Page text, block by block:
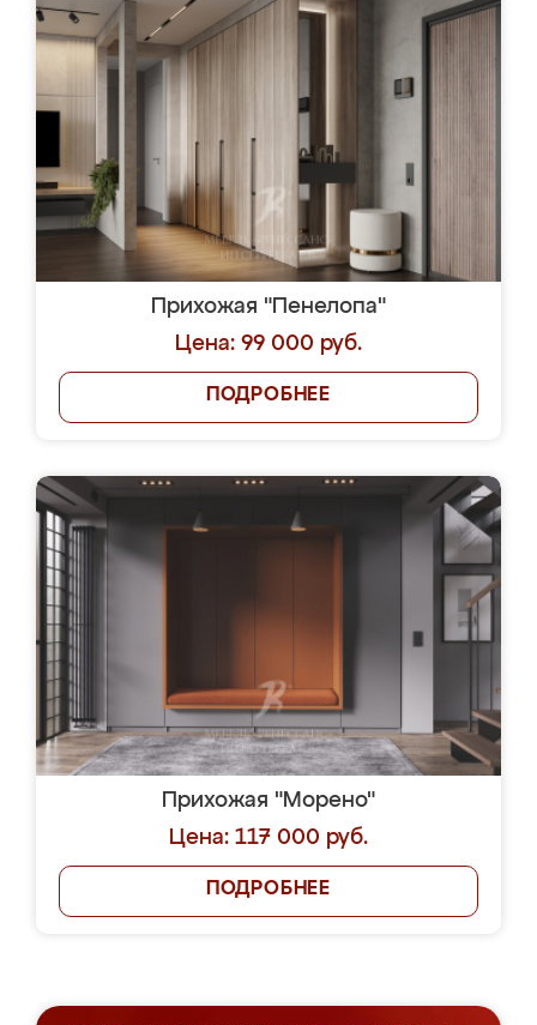
Прихожая "Пенелопа"
Цена: 99 000 руб.
ПОДРОБНЕЕ
Прихожая "Морено"
Цена: 117 000 руб.
ПОДРОБНЕЕ